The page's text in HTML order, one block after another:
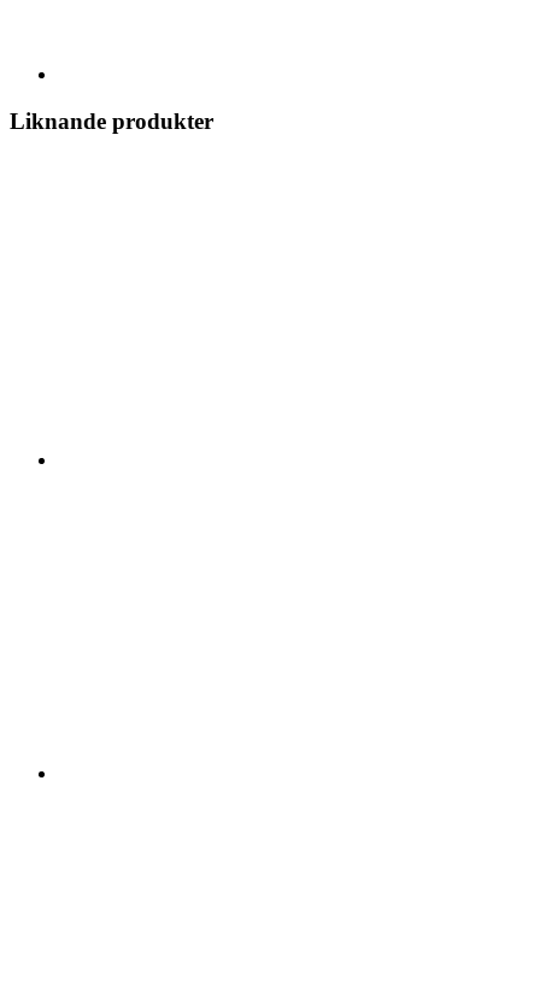
Liknande produkter